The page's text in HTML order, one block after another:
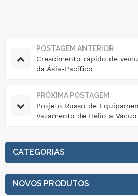
POSTAGEM ANTERIOR
Crescimento rápido de
da Ásia-Pacífico
PRÓXIMA POSTAGEM
Projeto Russo de
Vazamento de Hélio a
CATEGORIAS
NOVOS PRODUTOS